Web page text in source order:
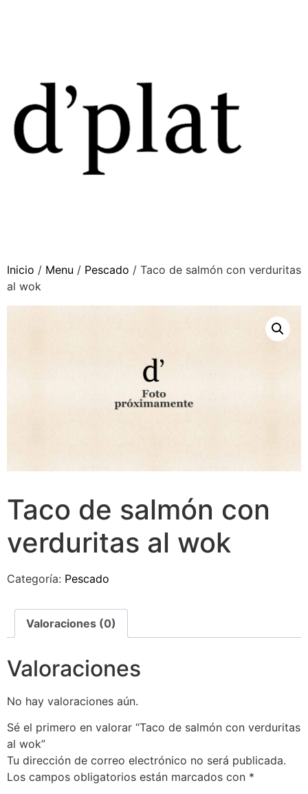
Inicio / Menu / Pescado / Taco de salmón con verduritas
al wok
Taco de salmón con
verduritas al wok
Categoría: Pescado
Valoraciones (0)
Valoraciones
No hay valoraciones aún.
Sé el primero en valorar “Taco de salmón con verduritas
al wok”
Tu dirección de correo electrónico no será publicada.
Los campos obligatorios están marcados con *